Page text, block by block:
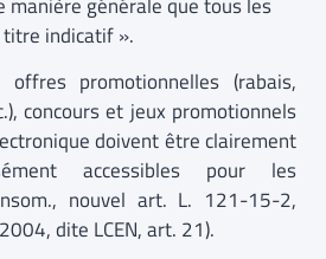
indicatif ».
promotionnelles (rabais,
concours et jeux promotionnels
doivent être clairement
accessibles pour les
nouvel art. L. 121-15-2,
dite LCEN, art. 21).